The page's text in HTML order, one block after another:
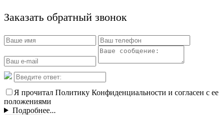
Заказать обратный звонок
Я прочитал Политику Конфиденциальности и согласен с ее
положениями
Подробнее...